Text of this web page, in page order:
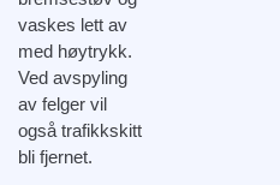
vaskes lett av
med høytrykk.
Ved avspyling
av felger vil
også trafikkskitt
bli fjernet.